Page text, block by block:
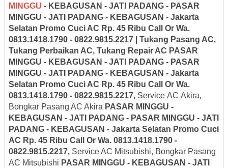
MINGGU - KEBAGUSAN - JATI PADANG - PASAR
MINGGU - JATI PADANG - KEBAGUSAN - Jakarta
Selatan Promo Cuci AC Rp. 45 Ribu Call Or Wa.
0813.1418.1790 - 0822.9815.2217 | Tukang Pasang AC,
Tukang Perbaikan AC, Tukang Repair AC PASAR
MINGGU - KEBAGUSAN - JATI PADANG - PASAR
MINGGU - JATI PADANG - KEBAGUSAN - Jakarta
Selatan Promo Cuci AC Rp. 45 Ribu Call Or Wa.
0813.1418.1790 - 0822.9815.2217, Service AC Akira,
Bongkar Pasang AC Akira PASAR MINGGU -
KEBAGUSAN - JATI PADANG - PASAR MINGGU - JATI
PADANG - KEBAGUSAN - Jakarta Selatan Promo Cuci
AC Rp. 45 Ribu Call Or Wa. 0813.1418.1790 -
0822.9815.2217, Service AC Mitsubishi, Bongkar Pasang
AC Mitsubishi PASAR MINGGU - KEBAGUSAN - JATI